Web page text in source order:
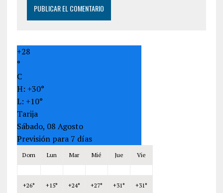
+28
°
C
H: +30°
L: +10°
Tarija
Sábado, 08 Agosto
Previsión para 7 días
Dom Lun Mar Mié Jue Vie
+26° +15° +24° +27° +31° +31°